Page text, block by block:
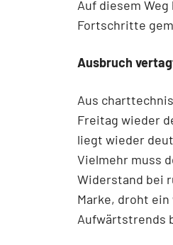
Auf diesem
Fortschritte
Ausbruch
Aus
Freitag wieder
liegt wieder
Vielmehr muss
Widerstand bei
Marke, droht
Aufwärtstrends